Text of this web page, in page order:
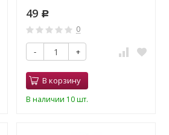
49 Р
0
- +
В корзину
В наличии 10 шт.